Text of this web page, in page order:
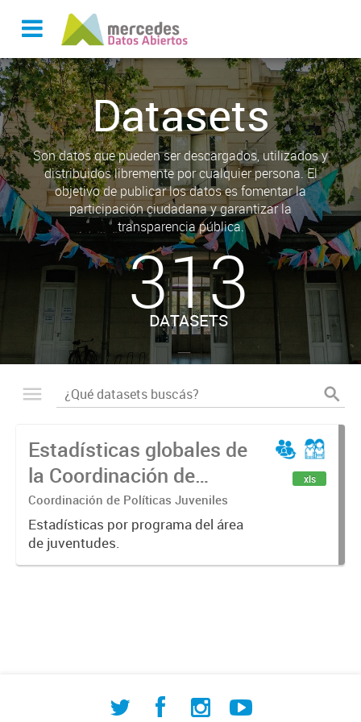
Datasets
Son datos que pueden ser descargados, utilizados y
distribuidos libremente por cualquier persona. El
objetivo de publicar los datos es fomentar la
participación ciudadana y garantizar la
transparencia pública.
313
DATASETS
Estadísticas globales de
la Coordinación de
Políticas Juveniles
Coordinación de Políticas Juveniles
Estadísticas por programa del área
de juventudes.
xls